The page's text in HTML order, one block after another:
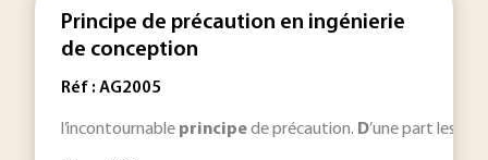
Principe de précaution en ingénierie
de conception
Réf : AG2005
l’incontournable principede précaution. D’une part les